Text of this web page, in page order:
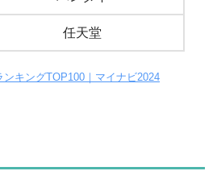
任天堂
キングTOP100｜マイナビ2024